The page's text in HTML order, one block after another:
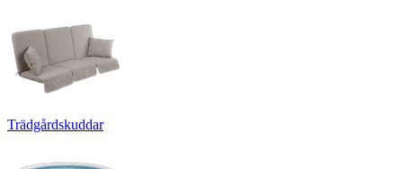
Trädgårdskuddar